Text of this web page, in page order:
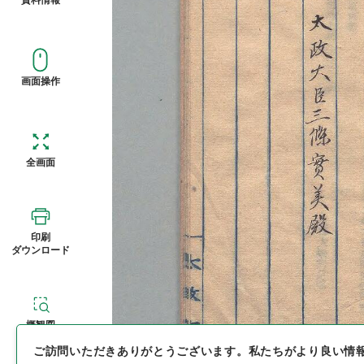
画面操作
全画面
印刷
ダウンロード
概観図
ご訪問いただきありがとうございます。 私たちがより良い情